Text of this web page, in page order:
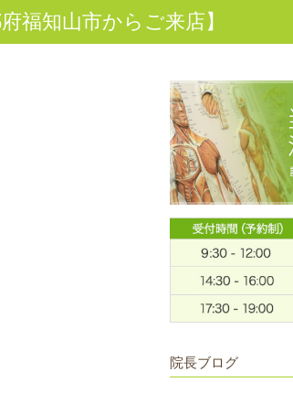
福知山市からご来店】
院長ブログ